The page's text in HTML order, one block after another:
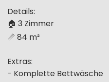
Details:
🏠 3 Zimmer
📏 84 m²
Extras:
- Komplette Bettwäsche